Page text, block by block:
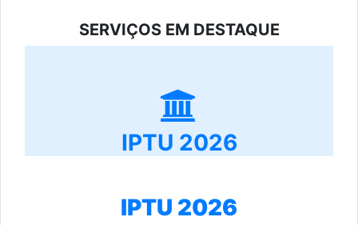
SERVIÇOS EM DESTAQUE
IPTU 2026
IPTU 2026